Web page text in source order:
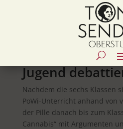
Jugend
Nachdem die sechs Klassen
PoWi-Unterricht anhand von
der Pille danach bis zum
Cannabis“ mit Argumenten